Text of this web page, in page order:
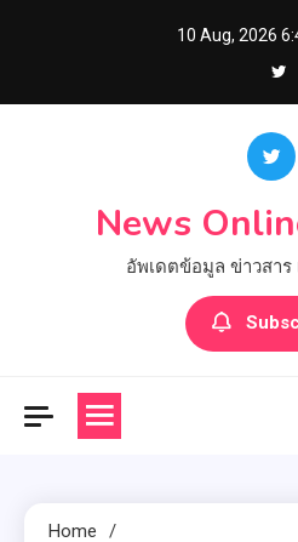
10 Aug, 2026
News
อัพเดตข้อมูล ข่าวสาร
Home